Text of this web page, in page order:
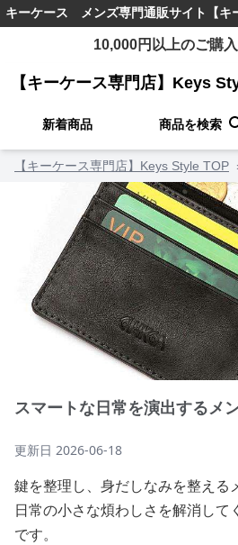
キーケース メンズ専門通販サイト 【
10,000円以上のご購
【キーケース専門店】Keys
新着商品 商品を検索
【キーケース専門店】Keys Style TOP
スマートな日常を演出するメ
更新日 2026-06-18
鍵を整理し、身だしなみを整える
日常の小さな煩わしさを解消して
です。